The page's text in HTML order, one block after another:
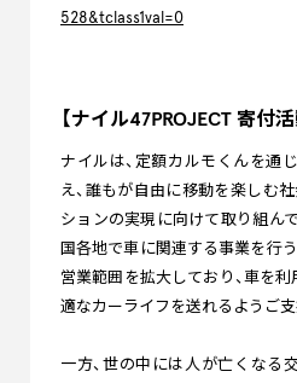
528&tclass1val=0
【ナイル47PROJECT 寄付
ナイルは、定額カルモくんを通
え、誰もが自由に移動を楽しむ
ションの実現に向けて取り組ん
国各地で車に関連する事業を行
営業範囲を拡大しており、車を
適なカーライフを送れるようご支
一方、世の中には人が亡くなる